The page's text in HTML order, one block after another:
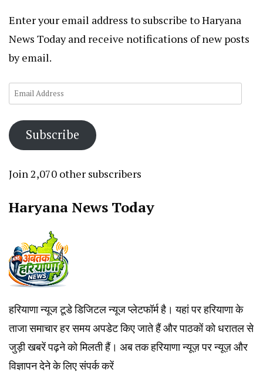
Enter your email address to subscribe to Haryana
News Today and receive notifications of new posts
by email.
Email
Subscribe
Join 2,070 other subscribers
Haryana News Today
हरियाणा न्यूज टूडे डिजिटल न्यूज प्लेटफॉर्म है। यहां पर हरियाणा के
ताजा समाचार हर समय अपडेट किए जाते हैं और पाठकों को धरातल से
जुड़ी खबरें पढ़ने को मिलती हैं। अब तक हरियाणा न्यूज़ पर न्यूज़ और
विज्ञापन देने के लिए संपर्क करें